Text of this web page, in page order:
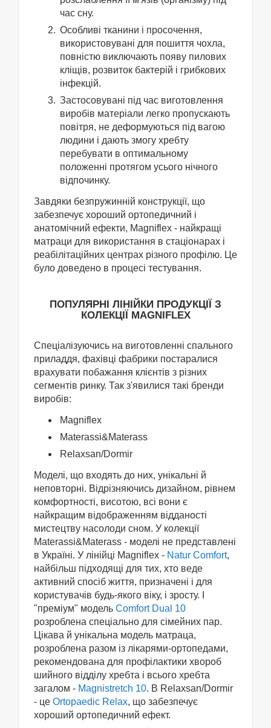
час сну.
Особливі тканини і просочення,
використовувані для пошиття чохла,
повністю виключають появу пилових
кліщів, розвиток бактерій і грибкових
інфекцій.
Застосовувані під час виготовлення
виробів матеріали легко пропускають
повітря, не деформуються під вагою
людини і дають змогу хребту
перебувати в оптимальному
положенні протягом усього нічного
відпочинку.
Завдяки безпружинній конструкції, що
забезпечує хороший ортопедичний і
анатомічний ефекти, Magniflex - найкращі
матраци для використання в стаціонарах і
реабілітаційних центрах різного профілю. Це
було доведено в процесі тестування.
ПОПУЛЯРНІ ЛІНІЙКИ ПРОДУКЦІЇ З
КОЛЕКЦІЇ MAGNIFLEX
Спеціалізуючись на виготовленні спального
приладдя, фахівці фабрики постаралися
врахувати побажання клієнтів з різних
сегментів ринку. Так з'явилися такі бренди
виробів:
Magniflex
Materassi&Materass
Relaxsan/Dormir
Моделі, що входять до них, унікальні й
неповторні. Відрізняючись дизайном, рівнем
комфортності, висотою, всі вони є
найкращим відображенням відданості
мистецтву насолоди сном. У колекції
Materassi&Materass - моделі не представлені
в Україні. У лінійці Magniflex - Natur Comfort,
найбільш підходящі для тих, хто веде
активний спосіб життя, призначені і для
користувачів будь-якого віку, і зросту. І
"преміум" модель Comfort Dual 10
розроблена спеціально для сімейних пар.
Цікава й унікальна модель матраца,
розроблена разом із лікарями-ортопедами,
рекомендована для профілактики хвороб
шийного відділу хребта і всього хребта
загалом - Magnistretch 10. В Relaxsan/Dormir
- це Ortopaedic Relax, що забезпечує
хороший ортопедичний ефект.